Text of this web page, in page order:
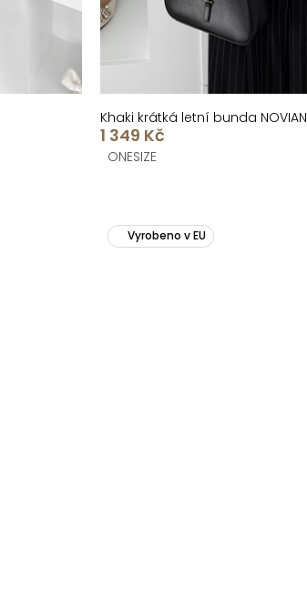
Khaki krátká letní bunda NOVIAN
1 349 Kč
ONESIZE
Vyrobeno v EU